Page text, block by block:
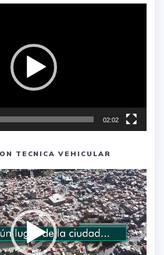
02:02
TECNICA VEHICULAR
Reproductor
de
vídeo